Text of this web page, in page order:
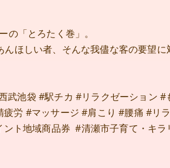
の「とろたく巻」。
ほしい者、そんな我儘な客の要望
武池袋 #駅チカ #リラクゼーション
労 #マッサージ #肩こり #腰痛 #リ
ント地域商品券 #清瀬市子育て・キ